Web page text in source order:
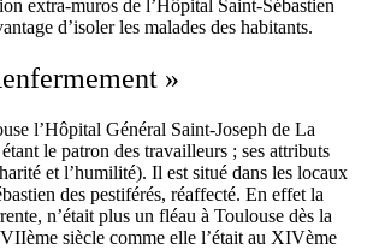
extra-muros de l’Hôpital Saint-Sébastien
d’isoler les malades des habitants.
»
l’Hôpital Général Saint-Joseph de La
le patron des travailleurs ; ses attributs
et l’humilité). Il est situé dans les locaux
des pestiférés, réaffecté. En effet la
n’était plus un fléau à Toulouse dès la
siècle comme elle l’était au XIVème